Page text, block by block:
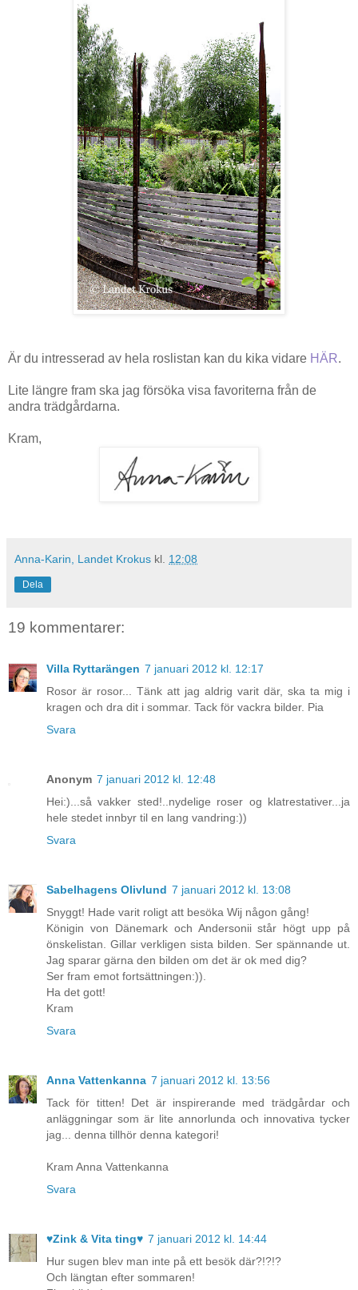
Är du intresserad av hela roslistan kan du kika vidare HÄR.
Lite längre fram ska jag försöka visa favoriterna från de
andra trädgårdarna.
Kram,
Anna-Karin, Landet Krokus kl. 12:08
Dela
19 kommentarer:
Villa Ryttarängen 7 januari 2012 kl. 12:17
Rosor är rosor... Tänk att jag aldrig varit där, ska ta mig i
kragen och dra dit i sommar. Tack för vackra bilder. Pia
Svara
Anonym 7 januari 2012 kl. 12:48
Hei:)...så vakker sted!..nydelige roser og klatrestativer...ja
hele stedet innbyr til en lang vandring:))
Svara
Sabelhagens Olivlund 7 januari 2012 kl. 13:08
Snyggt! Hade varit roligt att besöka Wij någon gång!
Königin von Dänemark och Andersonii står högt upp på
önskelistan. Gillar verkligen sista bilden. Ser spännande ut.
Jag sparar gärna den bilden om det är ok med dig?
Ser fram emot fortsättningen:)).
Ha det gott!
Kram
Svara
Anna Vattenkanna 7 januari 2012 kl. 13:56
Tack för titten! Det är inspirerande med trädgårdar och
anläggningar som är lite annorlunda och innovativa tycker
jag... denna tillhör denna kategori!
Kram Anna Vattenkanna
Svara
♥Zink & Vita ting♥ 7 januari 2012 kl. 14:44
Hur sugen blev man inte på ett besök där?!?!?
Och längtan efter sommaren!